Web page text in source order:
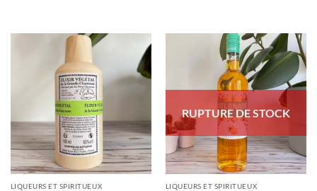
LIQUEURS ET SPIRITUEUX
RUPTURE DE STOCK
LIQUEURS ET SPIRITUEUX